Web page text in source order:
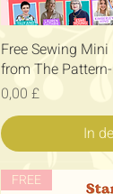
Free Sewing
from The
Preis
0,00 £
In
FREE